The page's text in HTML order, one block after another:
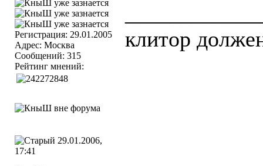
Регистрация: 29.01.2005
Адрес: Москва
Сообщений: 315
Рейтинг мнений:
клитор
29.01.2006,
17:41